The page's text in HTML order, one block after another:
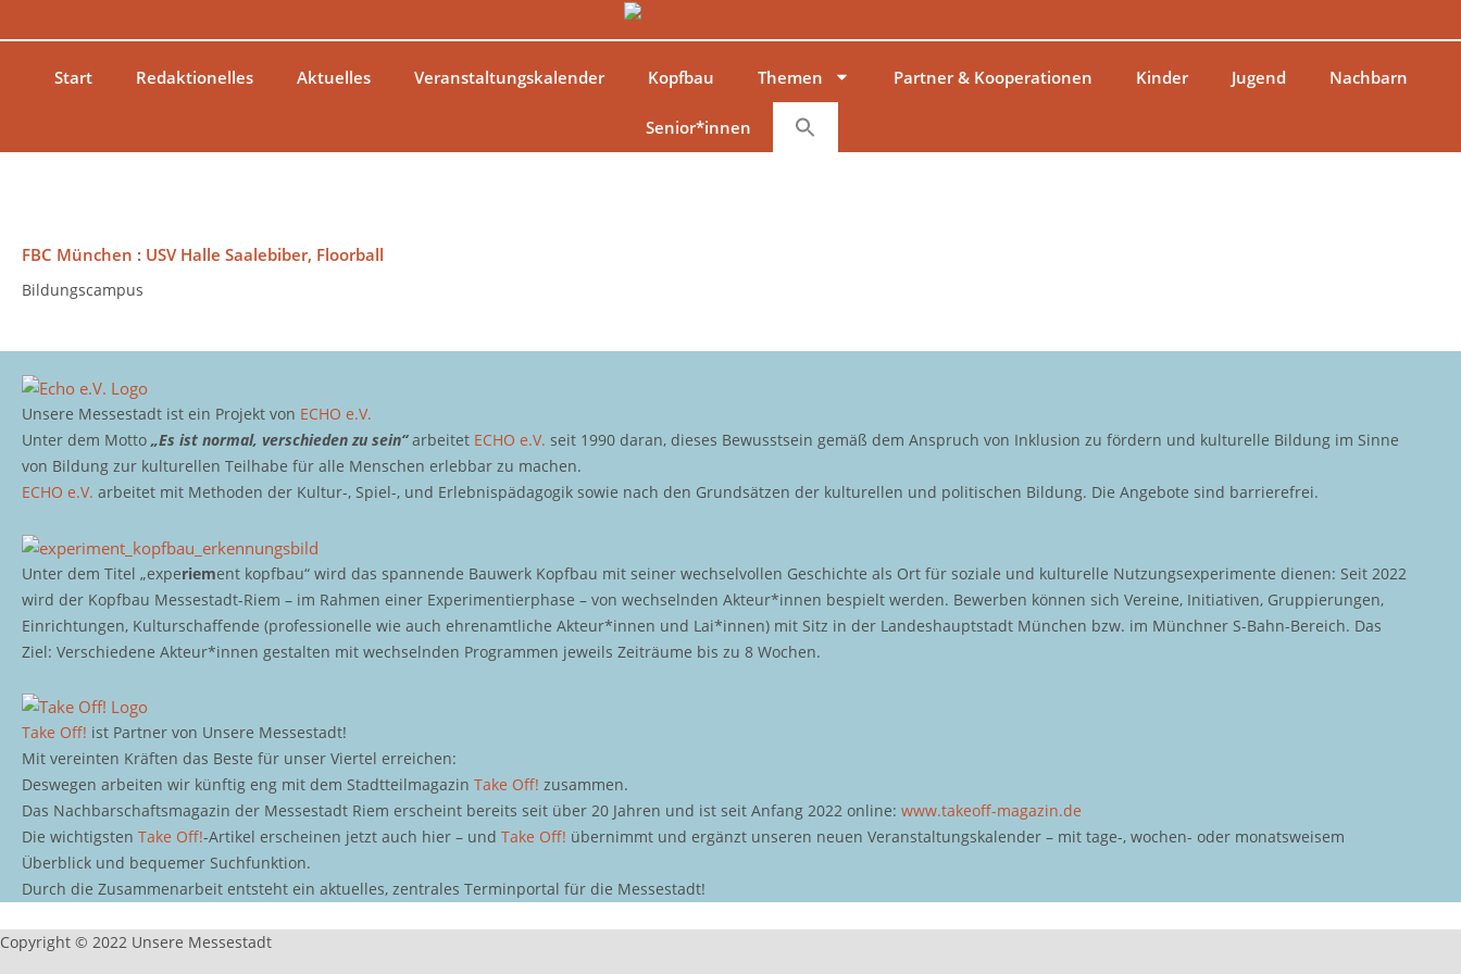
Inhalt
Start Redaktionelles Aktuelles Veranstaltungskalender Kopfbau Themen Partner & Kooperationen Kinder Jugend Nachbarn
Senior*innen
FBC München : USV Halle Saalebiber, Floorball
Bildungscampus
Unsere Messestadt ist ein Projekt von ECHO e.V.
Unter dem Motto „Es ist normal, verschieden zu sein“arbeitet ECHO e.V. seit 1990 daran, dieses Bewusstsein gemäß dem Anspruch von Inklusion zu fördern und kulturelle Bildung im Sinne
von Bildung zur kulturellen Teilhabe für alle Menschen erlebbar zu machen.
ECHO e.V. arbeitet mit Methoden der Kultur-, Spiel-, und Erlebnispädagogik sowie nach den Grundsätzen der kulturellen und politischen Bildung. Die Angebote sind barrierefrei.
Unter dem Titel „experiement kopfbau“ wird das spannende Bauwerk Kopfbau mit seiner wechselvollen Geschichte als Ort für soziale und kulturelle Nutzungsexperimente dienen: Seit 2022
wird der Kopfbau Messestadt-Riem – im Rahmen einer Experimentierphase – von wechselnden Akteur*innen bespielt werden. Bewerben können sich Vereine, Initiativen, Gruppierungen,
Einrichtungen, Kulturschaffende (professionelle wie auch ehrenamtliche Akteur*innen und Lai*innen) mit Sitz in der Landeshauptstadt München bzw. im Münchner S-Bahn-Bereich. Das
Ziel: Verschiedene Akteur*innen gestalten mit wechselnden Programmen jeweils Zeiträume bis zu 8 Wochen.
Take Off! ist Partner von Unsere Messestadt!
Mit vereinten Kräften das Beste für unser Viertel erreichen:
Deswegen arbeiten wir künftig eng mit dem Stadtteilmagazin Take Off! zusammen.
Das Nachbarschaftsmagazin der Messestadt Riem erscheint bereits seit über 20 Jahren und ist seit Anfang 2022 online: www.takeoff-magazin.de
Die wichtigsten Take Off!-Artikel erscheinen jetzt auch hier – und Take Off! übernimmt und ergänzt unseren neuen Veranstaltungskalender – mit tage-, wochen- oder monatsweisem
Überblick und bequemer Suchfunktion.
Durch die Zusammenarbeit entsteht ein aktuelles, zentrales Terminportal für die Messestadt!
Copyright © 2022 Unsere Messestadt